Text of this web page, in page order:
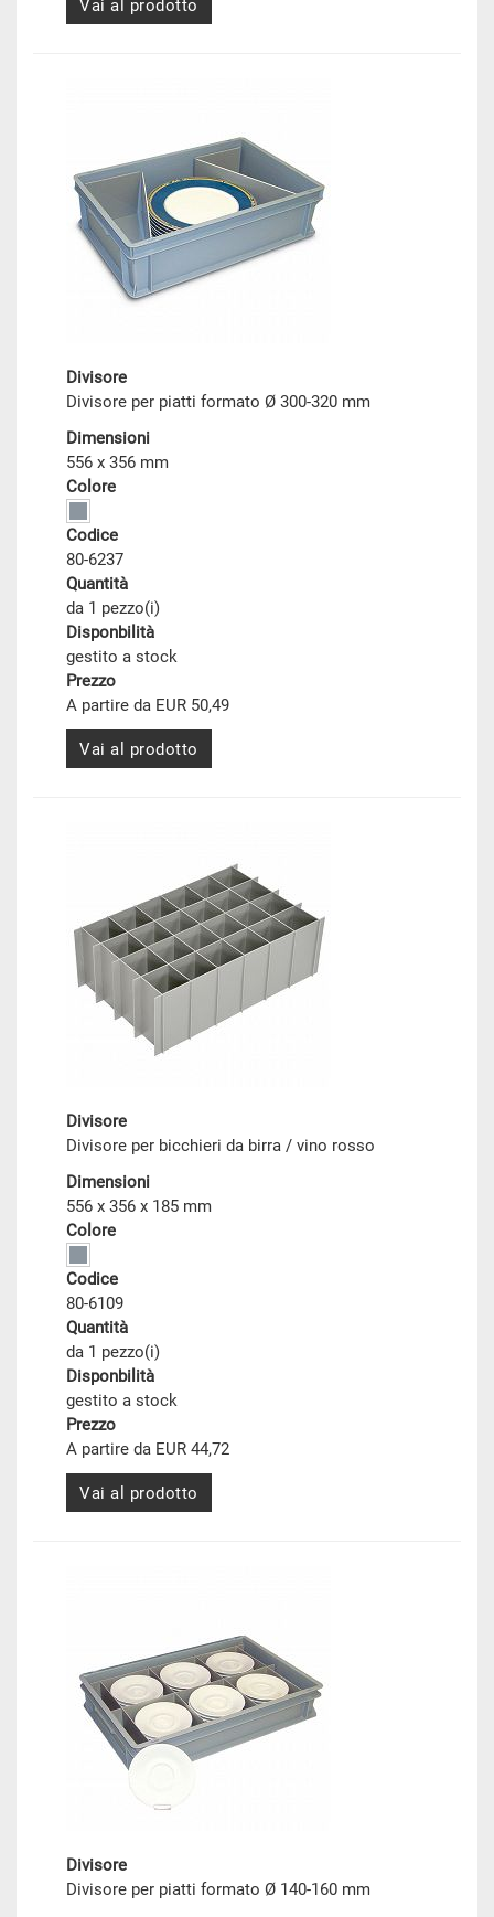
Vai al prodotto
Divisore
Divisore per piatti formato Ø 300-320 mm
Dimensioni
556 x 356 mm
Colore
Codice
80-6237
Quantità
da 1 pezzo(i)
Disponbilità
gestito a stock
Prezzo
A partire da EUR 50,49
Vai al prodotto
Divisore
Divisore per bicchieri da birra / vino rosso
Dimensioni
556 x 356 x 185 mm
Colore
Codice
80-6109
Quantità
da 1 pezzo(i)
Disponbilità
gestito a stock
Prezzo
A partire da EUR 44,72
Vai al prodotto
Divisore
Divisore per piatti formato Ø 140-160 mm